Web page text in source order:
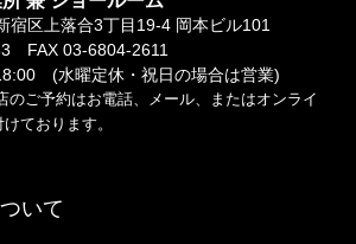
宿区上落合3丁目19-4 岡本ビル101
FAX 03-6804-2611
18:00(水曜定休・祝日の場合は営業)
のご予約はお電話、 メール、またはオンライ
ております。
いて